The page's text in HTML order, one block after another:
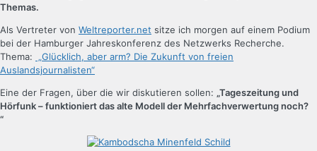
Themas.
Als Vertreter von Weltreporter.net sitze ich morgen auf einem Podium
bei der Hamburger Jahreskonferenz des Netzwerks Recherche.
Thema:
„Glücklich, aber arm? Die Zukunft von freien
Auslandsjournalisten“
Eine der Fragen, über die wir diskutieren sollen: „Tageszeitung und
Hörfunk – funktioniert das alte Modell der Mehrfachverwertung noch?
“